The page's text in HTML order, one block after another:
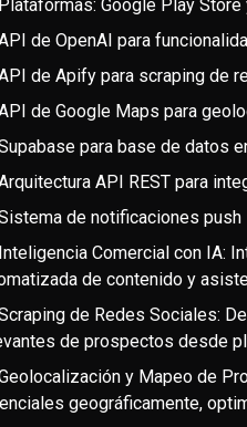
Google Play
de OpenAI para
de Apify para scraping de
de Google Maps para
para base de datos
API REST para
de notificaciones push
Comercial con IA:
de contenido y
de Redes Sociales:
de prospectos desde
y Mapeo de
geográficamente,